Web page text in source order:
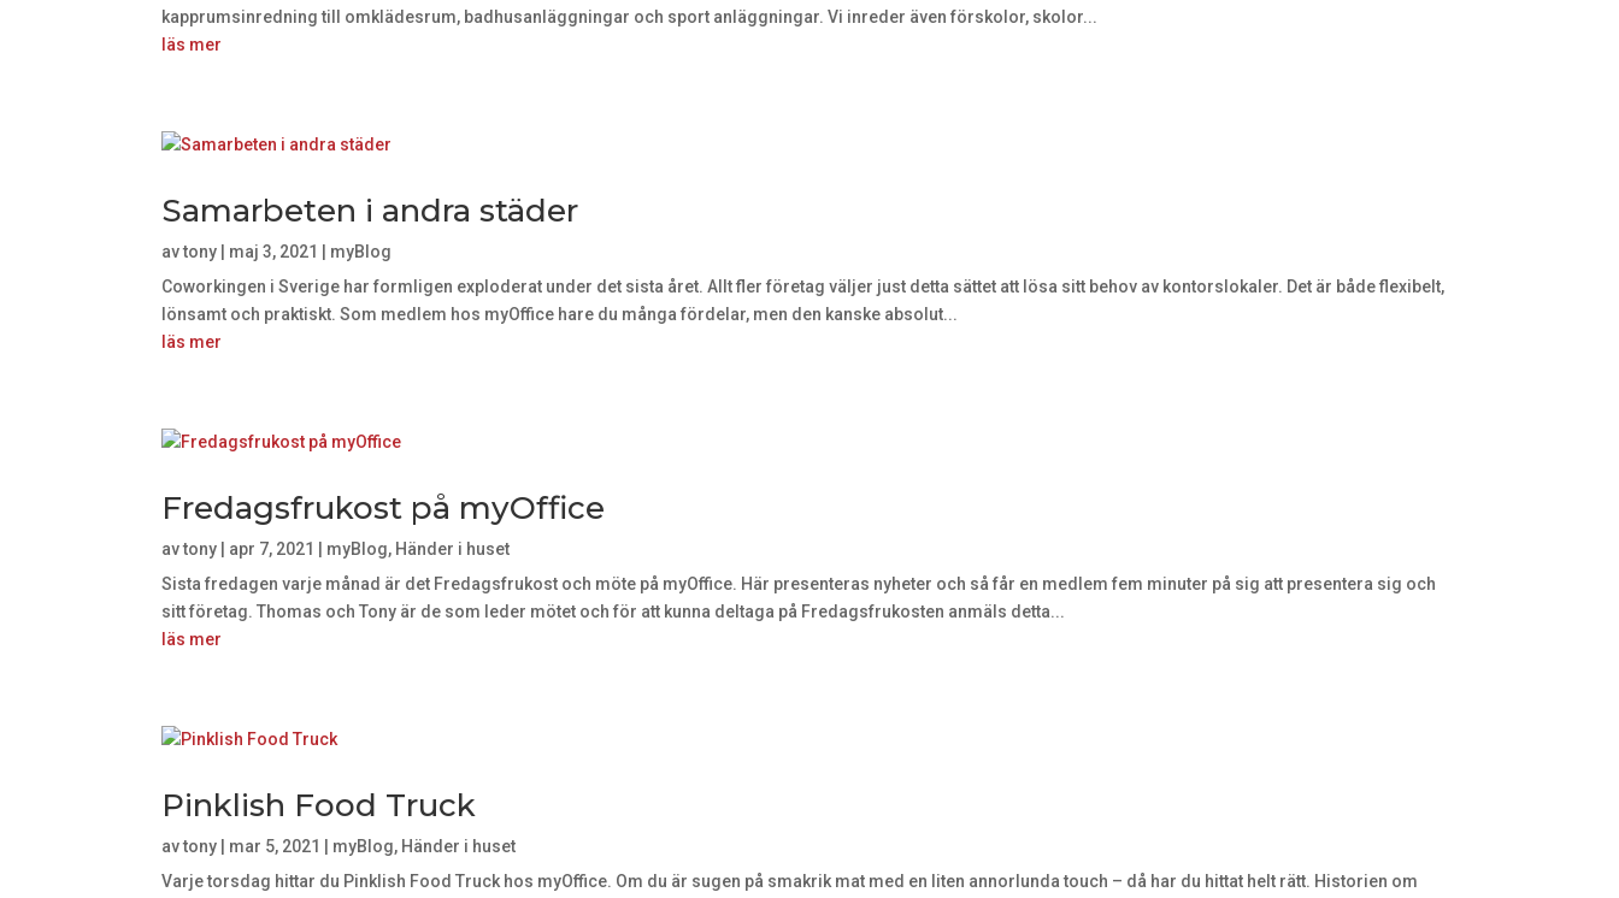
kapprumsinredning till omklädesrum, badhusanläggningar och sport anläggningar. Vi inreder även förskolor, skolor...
läs mer
Samarbeten i andra städer
avtony maj 3, 2021
myBlog
Coworkingen i Sverige har formligen exploderat under det sista året. Allt fler företag väljer just detta sättet att lösa sitt behov av kontorslokaler. Det är både flexibelt,
lönsamt och praktiskt. Som medlem hos myOffice hare du många fördelar, men den kanske absolut...
läs mer
Fredagsfrukost på myOffice
avtony apr 7, 2021 myBlog, Händer i huset
Sista fredagen varje månad är det Fredagsfrukost och möte på myOffice. Här presenteras nyheter och så får en medlem fem minuter på sig att presentera sig och
sitt företag. Thomas och Tony är de som leder mötet och för att kunna deltaga på Fredagsfrukosten anmäls detta...
läs mer
Pinklish Food Truck
avtony mar 5, 2021 myBlog, Händer i huset
Varje torsdag hittar du Pinklish Food Truck hos myOffice. Om du är sugen på smakrik mat med en liten annorlunda touch – då har du hittat helt rätt. Historien om